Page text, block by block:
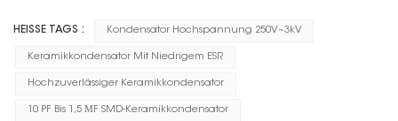
HEISSE TAGS : Kondensator Hochspannung 250V~3kV
Keramikkondensator Mit Niedrigem ESR
Hochzuverlässiger Keramikkondensator
10 PF Bis 1,5 ΜF SMD-Keramikkondensator